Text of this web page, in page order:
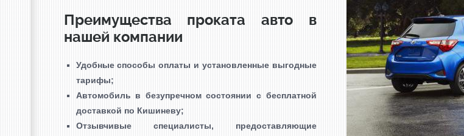
Преимущества проката авто в
нашей компании
Удобные способы оплаты и установленные выгодные
тарифы;
Автомобиль в безупречном состоянии с бесплатной
доставкой по Кишиневу;
Отзывчивые специалисты, предоставляющие